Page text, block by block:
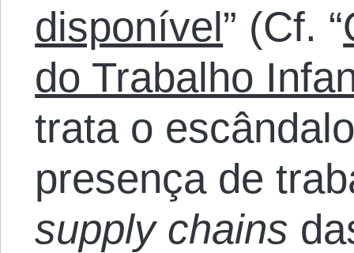
disponível” (Cf. “
do Trabalho
trata o
presença de
supply chains